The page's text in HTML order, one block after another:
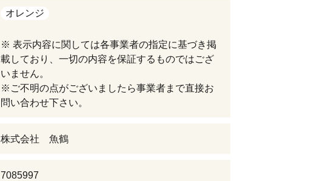
オレンジ
※ 表示内容に関しては各事業者の指定に基づき掲
載しており、一切の内容を保証するものではござ
いません。
※ご不明の点がございましたら事業者まで直接お
問い合わせ下さい。
株式会社 魚鶴
7085997